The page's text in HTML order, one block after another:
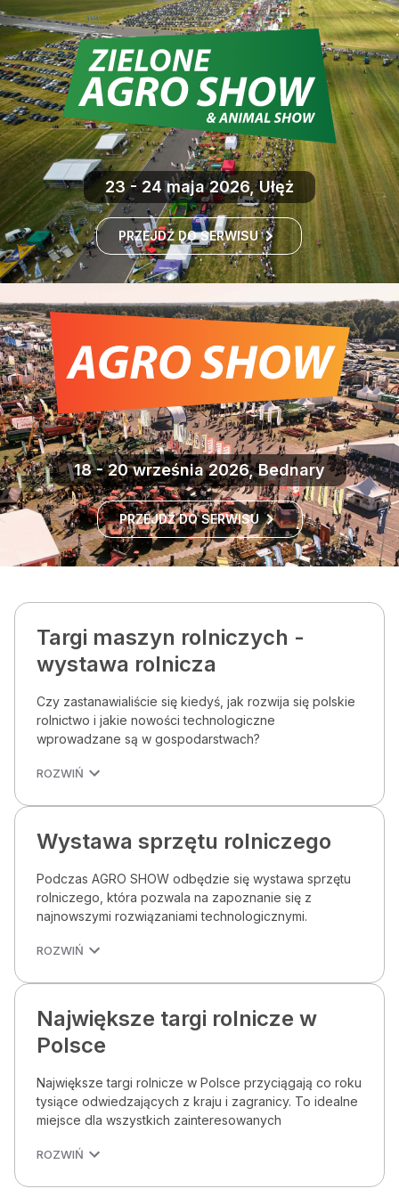
23 - 24 maja 2026, Ułęż
PRZEJDŹ DO SERWISU
18 - 20 września 2026, Bednary
PRZEJDŹ DO SERWISU
Targi maszyn rolniczych -
wystawa rolnicza
Czy zastanawialiście się kiedyś, jak rozwija się polskie
rolnictwo i jakie nowości technologiczne
wprowadzane są w gospodarstwach?
ROZWIŃ
Wystawa sprzętu rolniczego
Podczas AGRO SHOW odbędzie się wystawa sprzętu
rolniczego, która pozwala na zapoznanie się z
najnowszymi rozwiązaniami technologicznymi.
ROZWIŃ
Największe targi rolnicze w
Polsce
Największe targi rolnicze w Polsce przyciągają co roku
tysiące odwiedzających z kraju i zagranicy. To idealne
miejsce dla wszystkich zainteresowanych
ROZWIŃ